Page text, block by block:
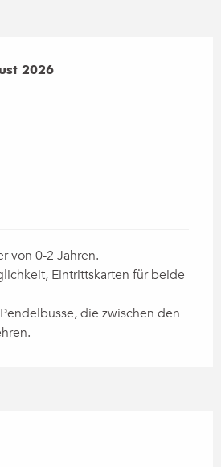
bis zum30 August 2026
2026
von 0-2 Jahren.
Eintrittskarten für beide
die zwischen den